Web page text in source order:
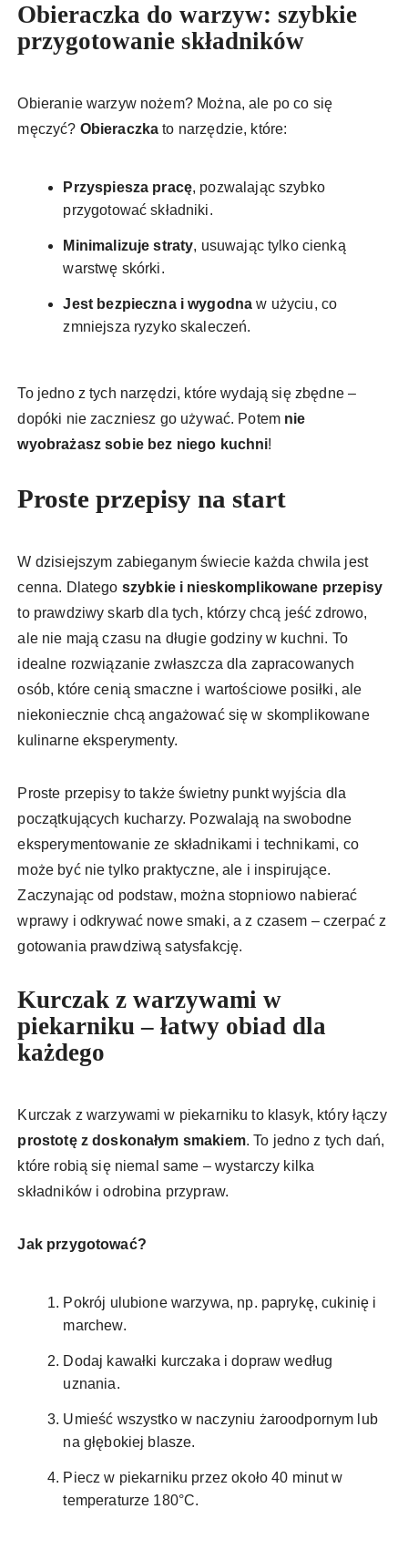
Obieraczka do warzyw: szybkie
przygotowanie składników
Obieranie warzyw nożem? Można, ale po co się
męczyć? Obieraczka to narzędzie, które:
Przyspiesza pracę, pozwalając szybko
przygotować składniki.
Minimalizuje straty, usuwając tylko cienką
warstwę skórki.
Jest bezpieczna i wygodna w użyciu, co
zmniejsza ryzyko skaleczeń.
To jedno z tych narzędzi, które wydają się zbędne –
dopóki nie zaczniesz go używać. Potem nie
wyobrażasz sobie bez niego kuchni!
Proste przepisy na start
W dzisiejszym zabieganym świecie każda chwila jest
cenna. Dlatego szybkie i nieskomplikowane przepisy
to prawdziwy skarb dla tych, którzy chcą jeść zdrowo,
ale nie mają czasu na długie godziny w kuchni. To
idealne rozwiązanie zwłaszcza dla zapracowanych
osób, które cenią smaczne i wartościowe posiłki, ale
niekoniecznie chcą angażować się w skomplikowane
kulinarne eksperymenty.
Proste przepisy to także świetny punkt wyjścia dla
początkujących kucharzy. Pozwalają na swobodne
eksperymentowanie ze składnikami i technikami, co
może być nie tylko praktyczne, ale i inspirujące.
Zaczynając od podstaw, można stopniowo nabierać
wprawy i odkrywać nowe smaki, a z czasem – czerpać z
gotowania prawdziwą satysfakcję.
Kurczak z warzywami w
piekarniku – łatwy obiad dla
każdego
Kurczak z warzywami w piekarniku to klasyk, który łączy
prostotę z doskonałym smakiem. To jedno z tych dań,
które robią się niemal same – wystarczy kilka
składników i odrobina przypraw.
Jak przygotować?
Pokrój ulubione warzywa, np. paprykę, cukinię i
marchew.
Dodaj kawałki kurczaka i dopraw według
uznania.
Umieść wszystko w naczyniu żaroodpornym lub
na głębokiej blasze.
Piecz w piekarniku przez około 40 minut w
temperaturze 180°C.